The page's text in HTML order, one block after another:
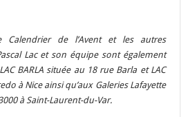
de l’Avent et les autres
Lac et son équipe sont également
BARLA située au 18 rue Barla et LAC
à Nice ainsi qu’aux Galeries Lafayette
à Saint-Laurent-du-Var.